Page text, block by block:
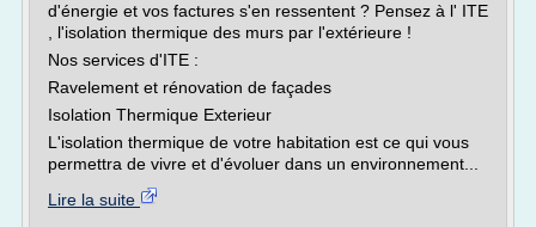
d'énergie et vos factures s'en ressentent ? Pensez à l' ITE
, l'isolation thermique des murs par l'extérieure !
Nos services d'ITE :
Ravelement et rénovation de façades
Isolation Thermique Exterieur
L'isolation thermique de votre habitation est ce qui vous
permettra de vivre et d'évoluer dans un environnement...
Lire la suite